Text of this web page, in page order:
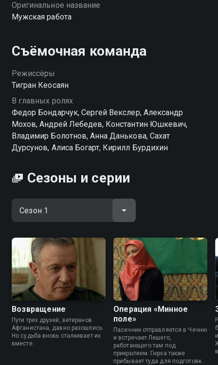
качестве на Смотрёшке
Оригинальное название
Мужская работа
Съёмочная команда
Режиссёры
Тигран Кеосаян
В главных ролях
Федор Бондарчук, Сергей Векслер, Александр
Мохов, Андрей Лебедев, Константин Юшкевич,
Владимир Болотнов, Анна Данькова, Сахат
Дурсунов, Алиса Богарт, Кирилл Бурдихин
Сезоны и серии
Возвращение
Пути трех друзей, ветеранов
Афганистана, давно разошлись.
Но судьба вновь сталкивает их
вместе.
Операция «Минное
поле»
Пасечник отправляется в Чечню
и встречает Лешего,
работающего там под
прикрытием. Гюрза также
прибывает туда для подготовки